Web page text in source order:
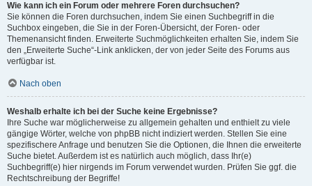
Wie kann ich ein Forum oder mehrere Foren durchsuchen?
Sie können die Foren durchsuchen, indem Sie einen Suchbegriff in die
Suchbox eingeben, die Sie in der Foren-Übersicht, der Foren- oder
Themenansicht finden. Erweiterte Suchmöglichkeiten erhalten Sie, indem Sie
den „Erweiterte Suche“-Link anklicken, der von jeder Seite des Forums aus
verfügbar ist.
Nach oben
Weshalb erhalte ich bei der Suche keine Ergebnisse?
Ihre Suche war möglicherweise zu allgemein gehalten und enthielt zu viele
gängige Wörter, welche von phpBB nicht indiziert werden. Stellen Sie eine
spezifischere Anfrage und benutzen Sie die Optionen, die Ihnen die erweiterte
Suche bietet. Außerdem ist es natürlich auch möglich, dass Ihr(e)
Suchbegriff(e) hier nirgends im Forum verwendet wurden. Prüfen Sie ggf. die
Rechtschreibung der Begriffe!